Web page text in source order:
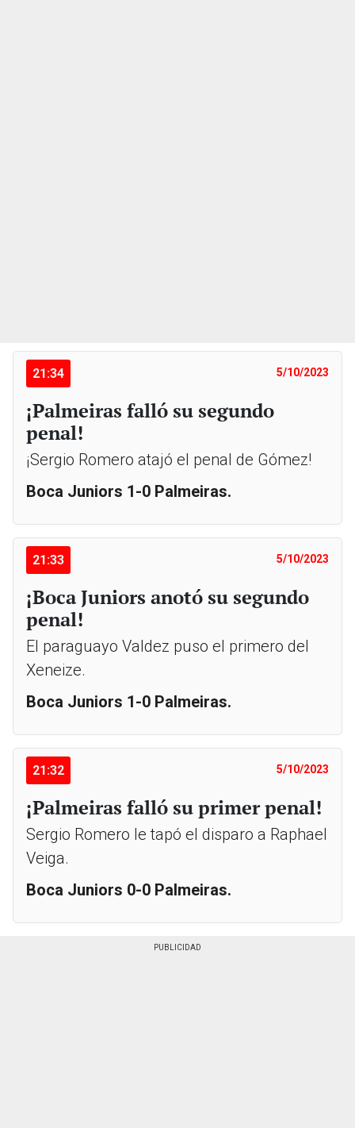
21:34 5/10/2023
¡Palmeiras falló su segundo
penal!
¡Sergio Romero atajó el penal de Gómez!
Boca Juniors 1-0 Palmeiras.
21:33 5/10/2023
¡Boca Juniors anotó su segundo
penal!
El paraguayo Valdez puso el primero del
Xeneize.
Boca Juniors 1-0 Palmeiras.
21:32 5/10/2023
¡Palmeiras falló su primer penal!
Sergio Romero le tapó el disparo a Raphael
Veiga.
Boca Juniors 0-0 Palmeiras.